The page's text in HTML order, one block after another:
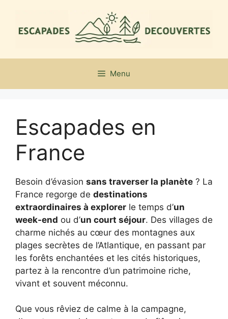
contenu
Menu
Escapades en
France
Besoin d’évasion sans traverser la planète ? La
France regorge de destinations
extraordinaires à explorer le temps d’un
week-end ou d’un court séjour. Des villages de
charme nichés au cœur des montagnes aux
plages secrètes de l’Atlantique, en passant par
les forêts enchantées et les cités historiques,
partez à la rencontre d’un patrimoine riche,
vivant et souvent méconnu.
Que vous rêviez de calme à la campagne,